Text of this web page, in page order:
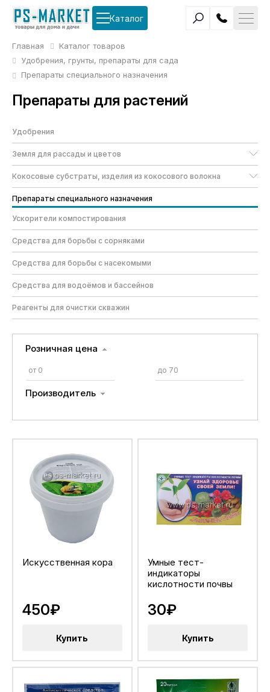
Каталог
Главная
Каталог товаров
Удобрения, грунты, препараты для сада
Препараты специального назначения
Препараты для растений
Удобрения
Земля для рассады и цветов
Кокосовые субстраты, изделия из кокосового волокна
Препараты специального назначения
Ускорители компостирования
Средства для борьбы с сорняками
Средства для борьбы с насекомыми
Средства для водоёмов и бассейнов
Реагенты для очистки скважин
Розничная цена
Производитель
Искусственная кора
450₽
Купить
Умные тест-
индикаторы
кислотности почвы
30₽
Купить